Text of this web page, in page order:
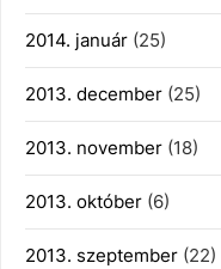
2014. január (25)
2013. december (25)
2013. november (18)
2013. október (6)
2013. szeptember (22)